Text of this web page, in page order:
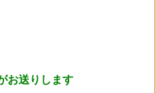
お送りします